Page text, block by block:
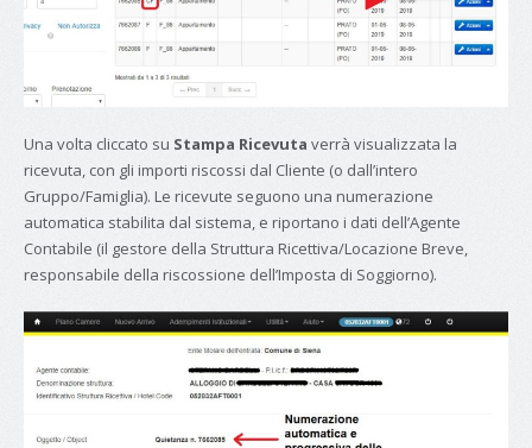
Una volta cliccato su Stampa Ricevuta verrà visualizzata la
ricevuta, con gli importi riscossi dal Cliente (o dall’intero
Gruppo/Famiglia). Le ricevute seguono una numerazione
automatica stabilita dal sistema, e riportano i dati dell’Agente
Contabile (il gestore della Struttura Ricettiva/Locazione Breve,
responsabile della riscossione dell’Imposta di Soggiorno).